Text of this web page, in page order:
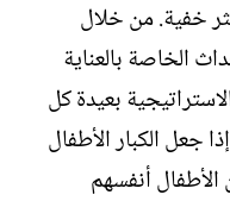
خفية. من خلال
الخاصة بالعناية
بعيدة كل
جعل الكبار الأطفال
الأطفال أنفسهم